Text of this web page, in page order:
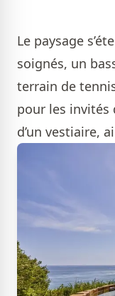
Le paysage
soignés, un
terrain de
pour les invités
d’un vestiaire,